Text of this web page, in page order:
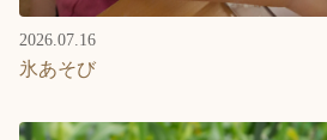
2026.07.16
氷あそび